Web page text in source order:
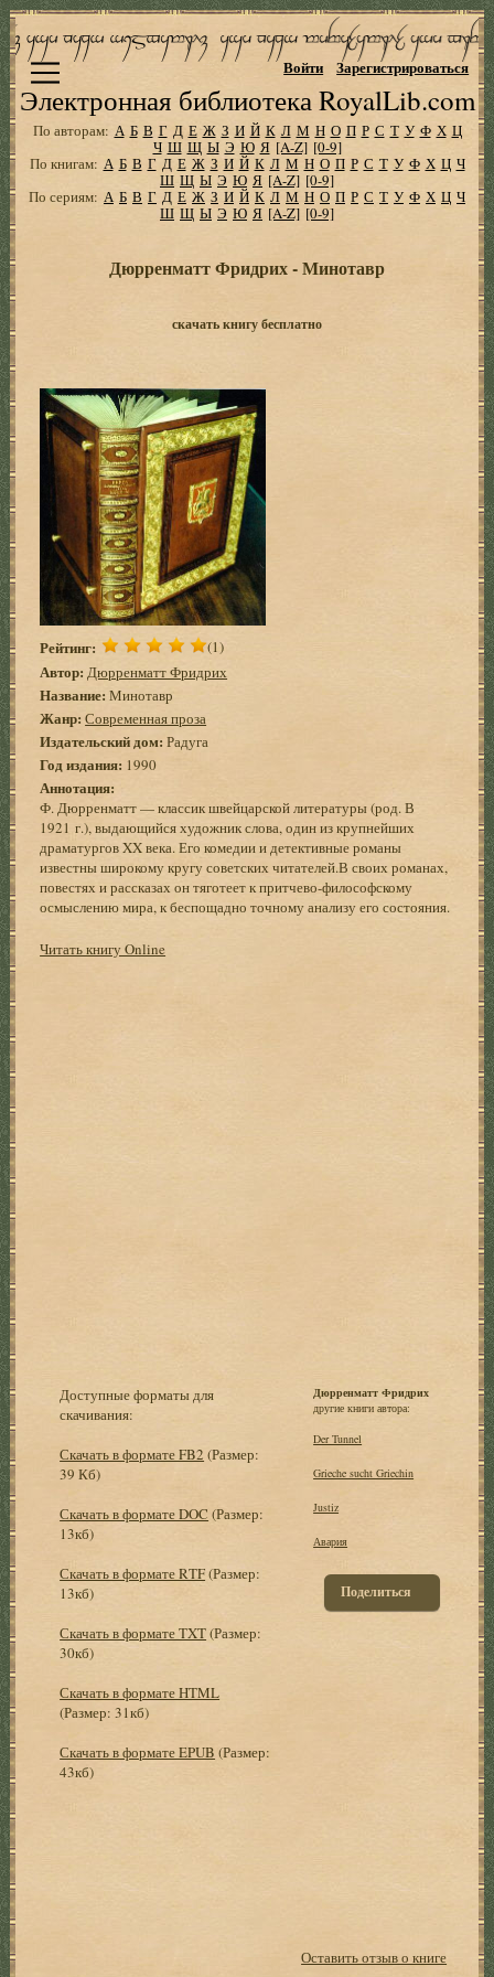
Электронная библиотека RoyalLib.com
Войти Зарегистрироваться
По авторам: А Б В Г Д Е Ж З И Й К Л М Н О П Р С Т У Ф Х Ц
Ч Ш Щ Ы Э Ю Я [A-Z] [0-9]
По книгам: А Б В Г Д Е Ж З И Й К Л М Н О П Р С Т У Ф Х Ц Ч
Ш Щ Ы Э Ю Я [A-Z] [0-9]
По сериям: А Б В Г Д Е Ж З И Й К Л М Н О П Р С Т У Ф Х Ц Ч
Ш Щ Ы Э Ю Я [A-Z] [0-9]
Дюрренматт Фридрих - Минотавр
скачать книгу бесплатно
Рейтинг: (1)
Автор: Дюрренматт Фридрих
Название: Минотавр
Жанр: Современная проза
Издательский дом: Радуга
Год издания: 1990
Аннотация:
Ф. Дюрренматт — классик швейцарской литературы (род. В
1921 г.), выдающийся художник слова, один из крупнейших
драматургов XX века. Его комедии и детективные романы
известны широкому кругу советских читателей.В своих романах,
повестях и рассказах он тяготеет к притчево-философскому
осмыслению мира, к беспощадно точному анализу его состояния.
Читать книгу Online
Доступные форматы для
скачивания:
Скачать в формате FB2 (Размер:
39 Кб)
Скачать в формате DOC (Размер:
13кб)
Скачать в формате RTF(Размер:
13кб)
Скачать в формате TXT(Размер:
30кб)
Скачать в формате HTML
(Размер: 31кб)
Скачать в формате EPUB (Размер:
43кб)
Дюрренматт Фридрих
другие книги автора:
Der Tunnel
Grieche sucht Griechin
Justiz
Авария
Поделиться
Оставить отзыв о книге